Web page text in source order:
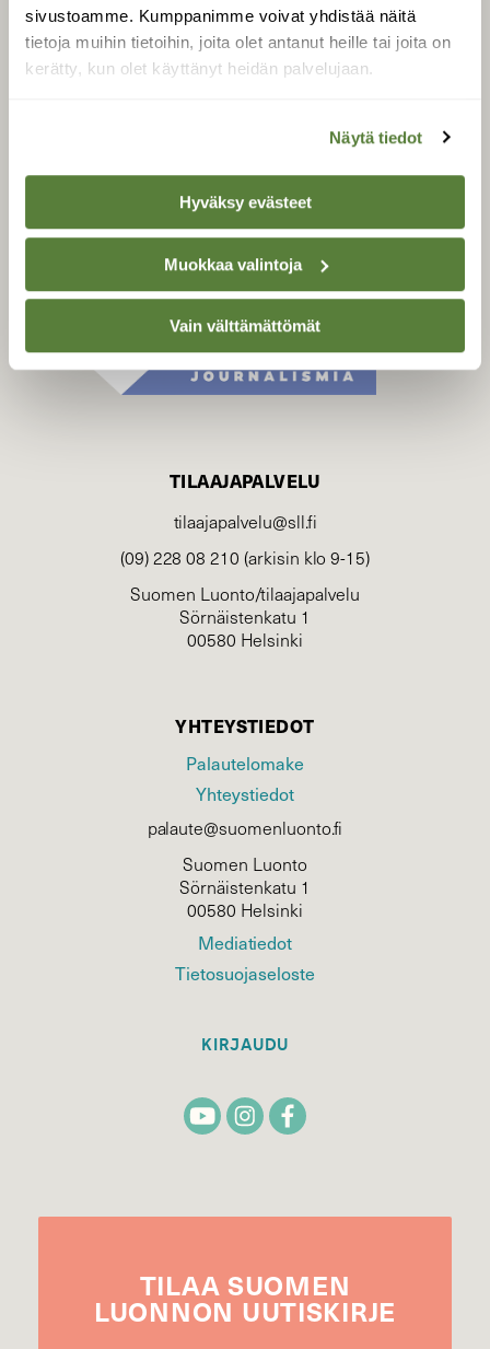
sivustoamme. Kumppanimme voivat yhdistää näitä
tietoja muihin tietoihin, joita olet antanut heille tai joita on
kerätty, kun olet käyttänyt heidän palvelujaan.
Näytä tiedot
Hyväksy evästeet
Muokkaa valintoja
Vain välttämättömät
Suomen Luonto -lehden
kustantaja onSuomen
luonnonsuojelu­liitto
TILAAJAPALVELU
tilaajapalvelu@sll.fi
(09) 228 08 210 (arkisin klo 9-15)
Suomen Luonto/tilaajapalvelu
Sörnäistenkatu 1
00580 Helsinki
YHTEYSTIEDOT
Palautelomake
Yhteystiedot
palaute@suomenluonto.fi
Suomen Luonto
Sörnäistenkatu 1
00580 Helsinki
Mediatiedot
Tietosuojaseloste
KIRJAUDU
TILAA SUOMEN
LUONNON UUTIS­KIRJE